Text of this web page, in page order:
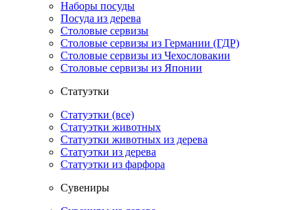
Наборы посуды
Посуда из дерева
Столовые сервизы
Столовые сервизы из Германии (ГДР)
Столовые сервизы из Чехословакии
Столовые сервизы из Японии
Статуэтки
Статуэтки (все)
Статуэтки животных
Статуэтки животных из дерева
Статуэтки из дерева
Статуэтки из фарфора
Сувениры